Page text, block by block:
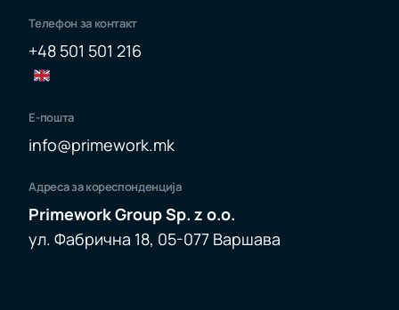
Телефон за контакт
+48 501 501 216
Е-пошта
info@primework.mk
Адреса за кореспонденција
Primework Group Sp. z o.o.
ул. Фабрична 18, 05-077 Варшава